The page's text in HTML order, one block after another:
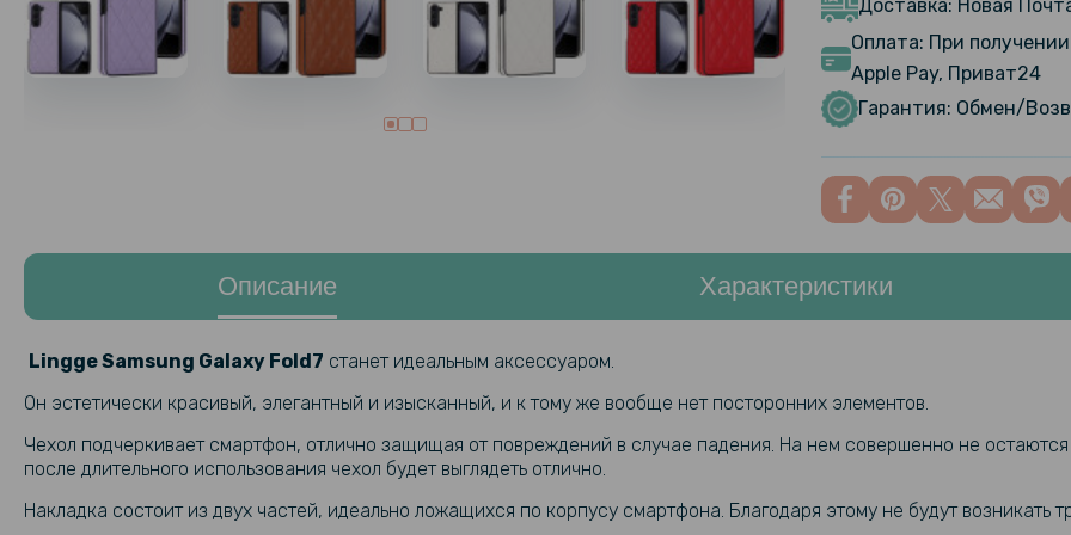
Hydrogel
заднюю
Hydrogel
Защитное
Доставка: Новая
Оплата: При
Apple Pay, Приват24
Гарантия: Обмен/
Описание Характеристики
Lingge Samsung Galaxy Fold7 станет идеальным аксессуаром.
Он эстетически красивый, элегантный и изысканный, и к тому же вообще нет посторонних элементов.
Чехол подчеркивает смартфон, отлично защищая от повреждений в случае падения. На нем совершенно не
после длительного использования чехол будет выглядеть отлично.
Накладка состоит из двух частей, идеально ложащихся по корпусу смартфона. Благодаря этому не будут возникать